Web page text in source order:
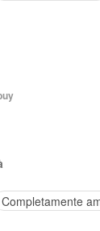
Completamente